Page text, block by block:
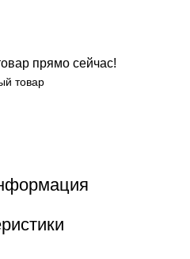
прямо сейчас!
товар